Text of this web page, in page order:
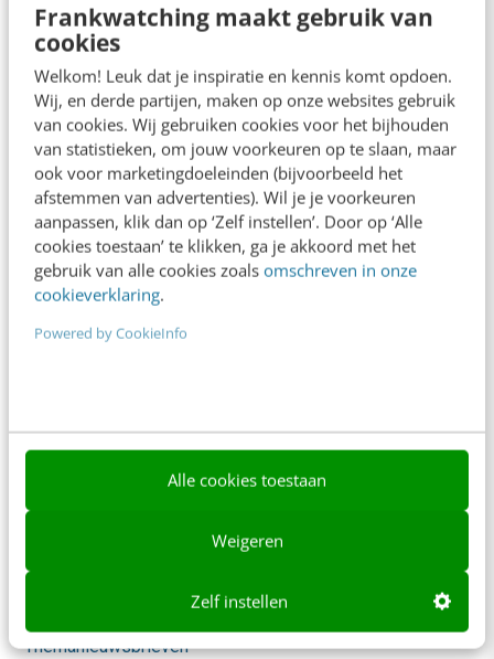
Frankwatching maakt gebruik van
cookies
Welkom! Leuk dat je inspiratie en kennis komt opdoen.
Wij, en derde partijen, maken op onze websites gebruik
van cookies. Wij gebruiken cookies voor het bijhouden
van statistieken, om jouw voorkeuren op te slaan, maar
ook voor marketingdoeleinden (bijvoorbeeld het
afstemmen van advertenties). Wil je je voorkeuren
aanpassen, klik dan op ‘Zelf instellen’. Door op ‘Alle
cookies toestaan’ te klikken, ga je akkoord met het
gebruik van alle cookies zoals omschreven in onze
cookieverklaring.
Powered by CookieInfo
Alle cookies toestaan
Weigeren
Zelf instellen
Frankwatching
Adverteren
Contact
Nieuwsbrieven
Over ons
Ons team
Werken bij
Whitepapers
AI & Tech
Content & Communicatie
Klantcontact & CX
Marketing
Themanieuwsbrieven